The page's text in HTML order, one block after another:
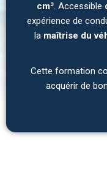
cm³. Accessible
expérience de
la maîtrise du
Cette formation
acquérir de